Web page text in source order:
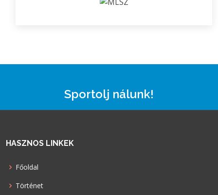
Sportolj nálunk!
HASZNOS LINKEK
Főoldal
Történet